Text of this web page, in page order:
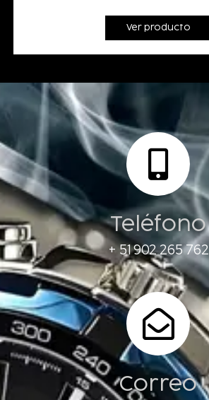
Ver producto
Teléfono
+ 51 902 265 762
Correo